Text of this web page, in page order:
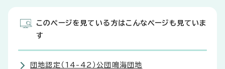
このページを見ている方はこんなページも見ていま
す
団地認定（14-42）公団鳴海団地